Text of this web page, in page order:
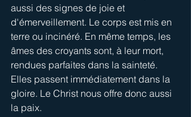
aussi des signes de joie et
d'émerveillement. Le corps est mis en
terre ou incinéré. En même temps, les
âmes des croyants sont, à leur mort,
rendues parfaites dans la sainteté.
Elles passent immédiatement dans la
gloire. Le Christ nous offre donc aussi
la paix.